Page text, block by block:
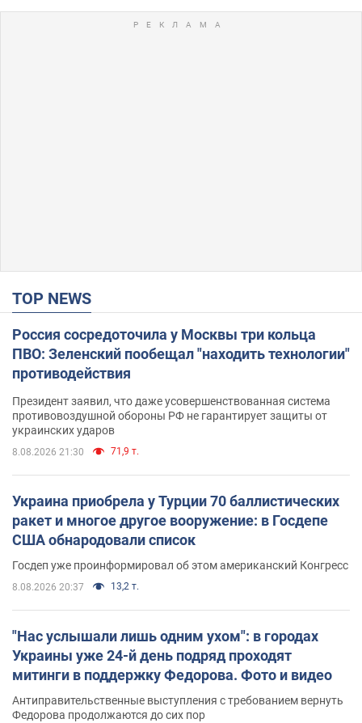
TOP NEWS
Россия сосредоточила у Москвы три кольца
ПВО: Зеленский пообещал "находить технологии"
противодействия
Президент заявил, что даже усовершенствованная система
противовоздушной обороны РФ не гарантирует защиты от
украинских ударов
8.08.2026 21:30 71,9 т.
Украина приобрела у Турции 70 баллистических
ракет и многое другое вооружение: в Госдепе
США обнародовали список
Госдеп уже проинформировал об этом американский Конгресс
8.08.2026 20:37 13,2 т.
"Нас услышали лишь одним ухом": в городах
Украины уже 24-й день подряд проходят
митинги в поддержку Федорова. Фото и видео
Антиправительственные выступления с требованием вернуть
Федорова продолжаются до сих пор